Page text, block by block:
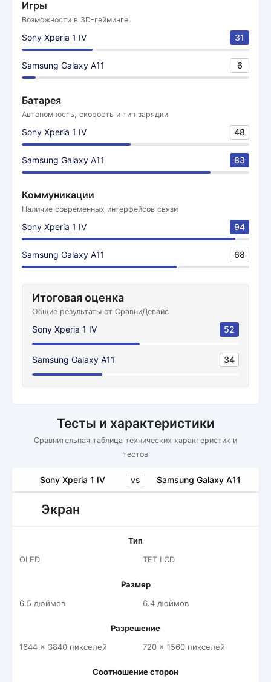
Игры
Возможности в 3D-гейминге
Sony Xperia 1 IV 31
Samsung Galaxy A11 6
Батарея
Автономность, скорость и тип зарядки
Sony Xperia 1 IV 48
Samsung Galaxy A11 83
Коммуникации
Наличие современных интерфейсов связи
Sony Xperia 1 IV 94
Samsung Galaxy A11 68
Итоговая оценка
Общие результаты от СравниДевайс
Sony Xperia 1 IV 52
Samsung Galaxy A11 34
Тесты и характеристики
Сравнительная таблица технических характеристик и
тестов
Sony Xperia 1 IV vs Samsung Galaxy A11
Экран
Тип
OLED
TFT LCD
Размер
6.5 дюймов
6.4 дюймов
Разрешение
1644 x 3840 пикселей
720 x 1560 пикселей
Соотношение сторон